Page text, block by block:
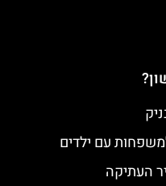
עם ילדים
העתיקה